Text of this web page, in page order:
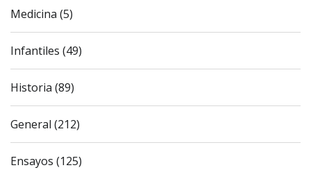
Medicina (5)
Infantiles (49)
Historia (89)
General (212)
Ensayos (125)